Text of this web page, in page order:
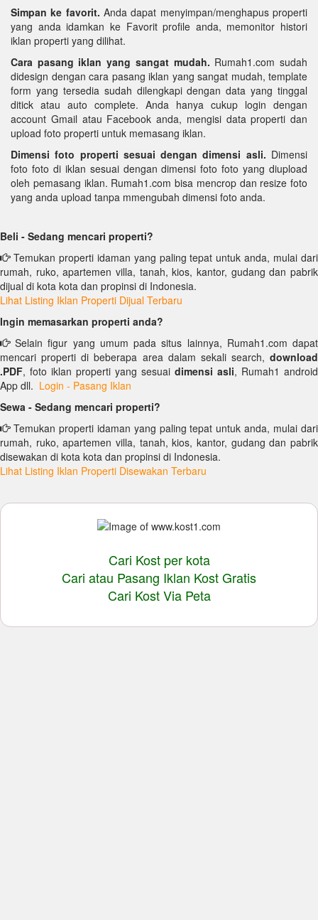
Simpan ke favorit. Anda dapat menyimpan/menghapus properti
yang anda idamkan ke Favorit profile anda, memonitor histori
iklan properti yang dilihat.
Cara pasang iklan yang sangat mudah. Rumah1.com sudah
didesign dengan cara pasang iklan yang sangat mudah, template
form yang tersedia sudah dilengkapi dengan data yang tinggal
ditick atau auto complete. Anda hanya cukup login dengan
account Gmail atau Facebook anda, mengisi data properti dan
upload foto properti untuk memasang iklan.
Dimensi foto properti sesuai dengan dimensi asli. Dimensi
foto foto di iklan sesuai dengan dimensi foto foto yang diupload
oleh pemasang iklan. Rumah1.com bisa mencrop dan resize foto
yang anda upload tanpa mmengubah dimensi foto anda.
Beli - Sedang mencari properti?
Temukan properti idaman yang paling tepat untuk anda, mulai dari
rumah, ruko, apartemen villa, tanah, kios, kantor, gudang dan pabrik
dijual di kota kota dan propinsi di Indonesia.
Lihat Listing Iklan Properti Dijual Terbaru
Ingin memasarkan properti anda?
Selain figur yang umum pada situs lainnya, Rumah1.com dapat
mencari properti di beberapa area dalam sekali search, download
.PDF, foto iklan properti yang sesuai dimensi asli, Rumah1 android
App dll. Login - Pasang Iklan
Sewa - Sedang mencari properti?
Temukan properti idaman yang paling tepat untuk anda, mulai dari
rumah, ruko, apartemen villa, tanah, kios, kantor, gudang dan pabrik
disewakan di kota kota dan propinsi di Indonesia.
Lihat Listing Iklan Properti Disewakan Terbaru
Cari Kost per kota
Cari atau Pasang Iklan Kost Gratis
Cari Kost Via Peta